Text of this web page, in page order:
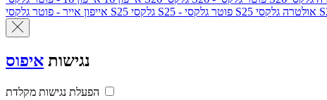
אייפון אייר - פוטר גלקסי S25 גלקסי S25 - פוטר גלקסי S25 אולטרה
נגישות איפוס
הפעלת נגישות מקלדת